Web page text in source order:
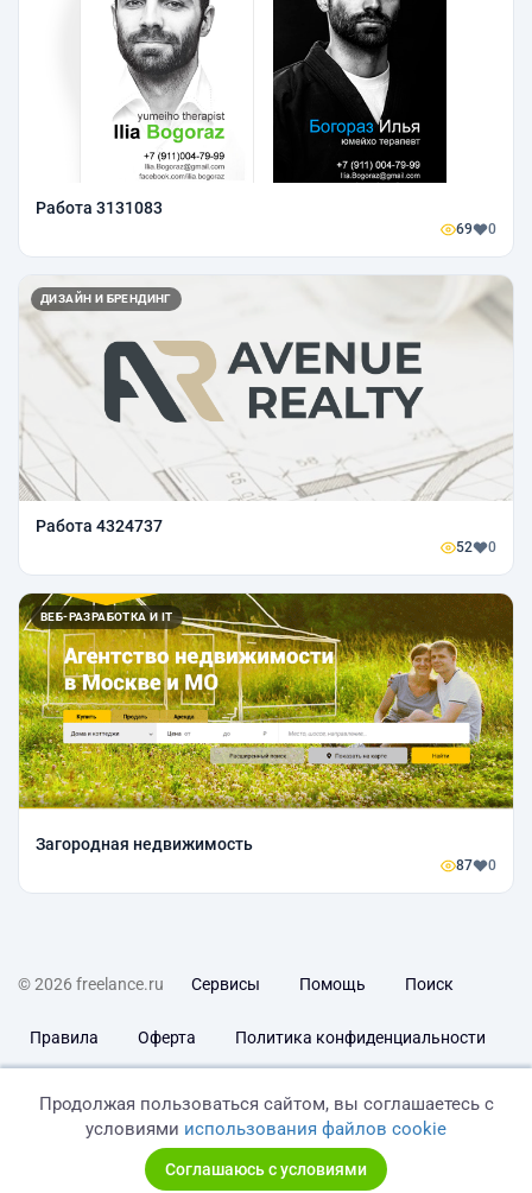
Работа 3131083
69 0
ДИЗАЙН И БРЕНДИНГ
Работа 4324737
52 0
ВЕБ-РАЗРАБОТКА И IT
Загородная недвижимость
87 0
© 2026 freelance.ru Сервисы Помощь Поиск
Правила Оферта Политика конфиденциальности
Продолжая пользоваться сайтом, вы соглашаетесь с
условиями использования файлов cookie
Соглашаюсь с условиями